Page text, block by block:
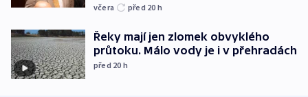
včera před 20 h
Řeky mají jen zlomek obvyklého
průtoku. Málo vody je i v přehradách
před 20 h